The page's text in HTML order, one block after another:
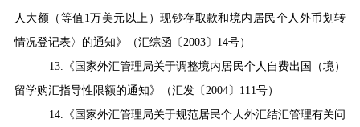
人大额 （ 等值 1 万美元以上 ）现钞存取款和境内居民个人外币划转
情况登记表〉的通知》
（汇综函〔 2003〕 14号）
13.
《国家外汇管理局关于调整境内居民个人自费出国（境）
留学购汇指导性限额的通知》（汇发〔 2004〕 111 号）
14.
《国家外汇管理局关于规范居民个人外汇结汇管理有关问